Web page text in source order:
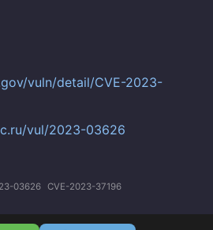
vuln/detail/CVE-2023-
vul/2023-03626
03626 CVE-2023-37196